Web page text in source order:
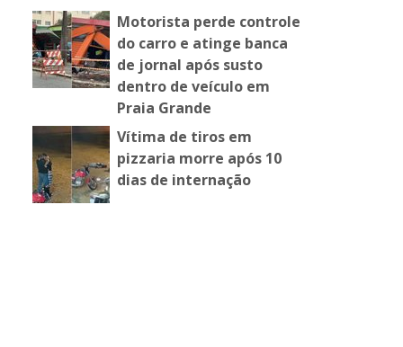
Motorista perde controle
do carro e atinge banca
de jornal após susto
dentro de veículo em
Praia Grande
Vítima de tiros em
pizzaria morre após 10
dias de internação